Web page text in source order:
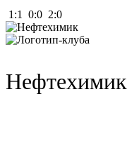
1:1 0:0 2:0
Нефтехимик